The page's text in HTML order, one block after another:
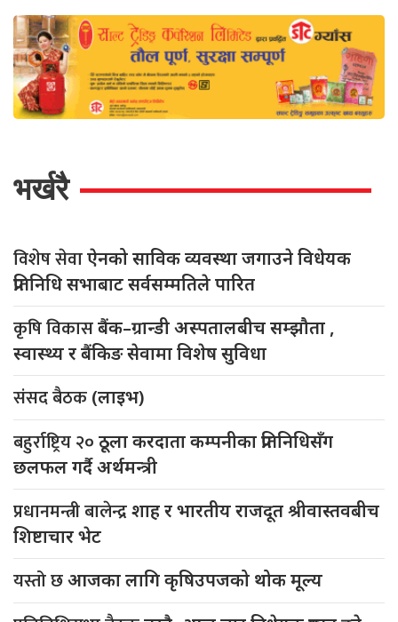
भर्खरै
विशेष सेवाऐनको साविक व्यवस्था जगाउने विधेयक
प्रतिनिधि सभाबाट सर्वसम्मतिले पारित
कृषि विकासबैंक–ग्रान्डी अस्पतालबीच सम्झौता ,
स्वास्थ्य र बैंकिङ सेवामा विशेष सुविधा
संसद बैठक (लाइभ)
बहुर्राष्ट्रिय २० ठूला करदाता कम्पनीका प्रतिनिधिसँग
छलफल गर्दै अर्थमन्त्री
प्रधानमन्त्री बालेन्द्रशाह र भारतीय राजदूत श्रीवास्तवबीच
शिष्टाचार भेट
यस्तो छआजका लागि कृषिउपजको थोक मूल्य